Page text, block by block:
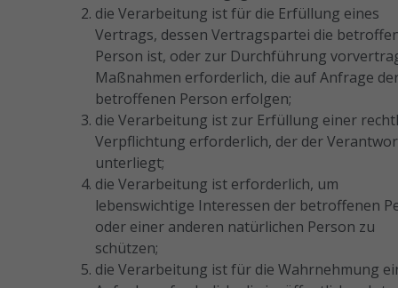
die Verarbeitung ist für die Erfüllung eines
Vertrags, dessen Vertragspartei die
Person ist, oder zur Durchführung
Maßnahmen erforderlich, die auf Anfrage
betroffenen Person erfolgen;
die Verarbeitung ist zur Erfüllung einer
Verpflichtung erforderlich, der der
unterliegt;
die Verarbeitung ist erforderlich, um
lebenswichtige Interessen der betroffenen
oder einer anderen natürlichen Person zu
schützen;
die Verarbeitung ist für die Wahrnehmung